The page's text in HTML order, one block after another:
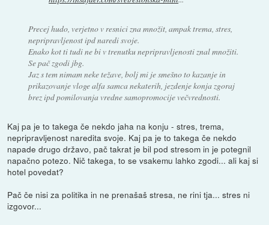
Precej hudo, verjetno v resnici zna množit, ampak trema, stres,
nepripravljenost ipd naredi svoje.
Enako kot ti tudi ne bi v trenutku nepripravljenosti znal množiti.
Se pač zgodi jbg.
Jaz s tem nimam neke težave, bolj mi je smešno to kazanje in
prikazovanje vloge alfa samca nekaterih, jezdenje konja zgoraj
brez ipd pomilovanja vredne samopromocije večvrednosti.
Kaj pa je to takega če nekdo jaha na konju - stres, trema,
nepripravljenost naredita svoje. Kaj pa je to takega če nekdo
napade drugo državo, pač takrat je bil pod stresom in je potegnil
napačno potezo. Nič takega, to se vsakemu lahko zgodi... ali kaj si
hotel povedat?
Pač če nisi za politika in ne prenašaš stresa, ne rini tja... stres ni
izgovor...